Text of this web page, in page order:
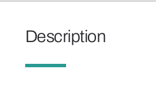
Description